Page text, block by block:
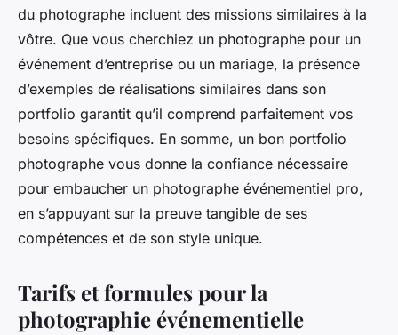
du photographe incluent des missions similaires à la
vôtre. Que vous cherchiez un photographe pour un
événement d’entreprise ou un mariage, la présence
d’exemples de réalisations similaires dans son
portfolio garantit qu’il comprend parfaitement vos
besoins spécifiques. En somme, un bon portfolio
photographe vous donne la confiance nécessaire
pour embaucher un photographe événementiel pro,
en s’appuyant sur la preuve tangible de ses
compétences et de son style unique.
Tarifs et formules pour la
photographie événementielle